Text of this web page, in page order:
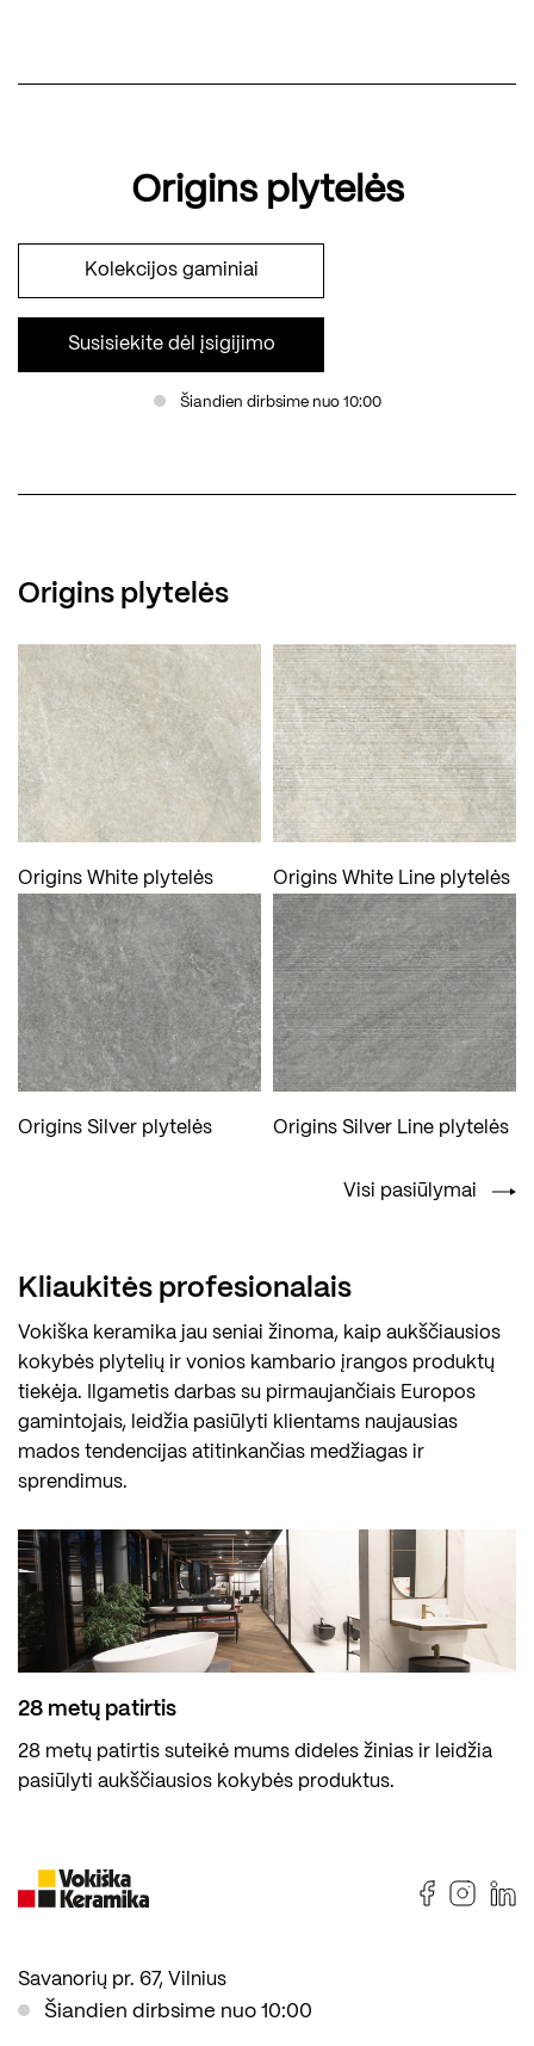
Origins plytelės
Kolekcijos gaminiai
Susisiekite dėl įsigijimo
Šiandien dirbsime nuo 10:00
Origins plytelės
Origins White plytelės Origins White Line plytelės
Origins Silver plytelės Origins Silver Line plytelės
Visi pasiūlymai
Kliaukitės profesionalais
Vokiška keramika jau seniai žinoma, kaip aukščiausios
kokybės plytelių ir vonios kambario įrangos produktų
tiekėja. Ilgametis darbas su pirmaujančiais Europos
gamintojais, leidžia pasiūlyti klientams naujausias
mados tendencijas atitinkančias medžiagas ir
sprendimus.
28 metų patirtis
28 metų patirtis suteikė mums dideles žinias ir leidžia
pasiūlyti aukščiausios kokybės produktus.
Savanorių pr. 67, Vilnius
Šiandien dirbsime nuo 10:00